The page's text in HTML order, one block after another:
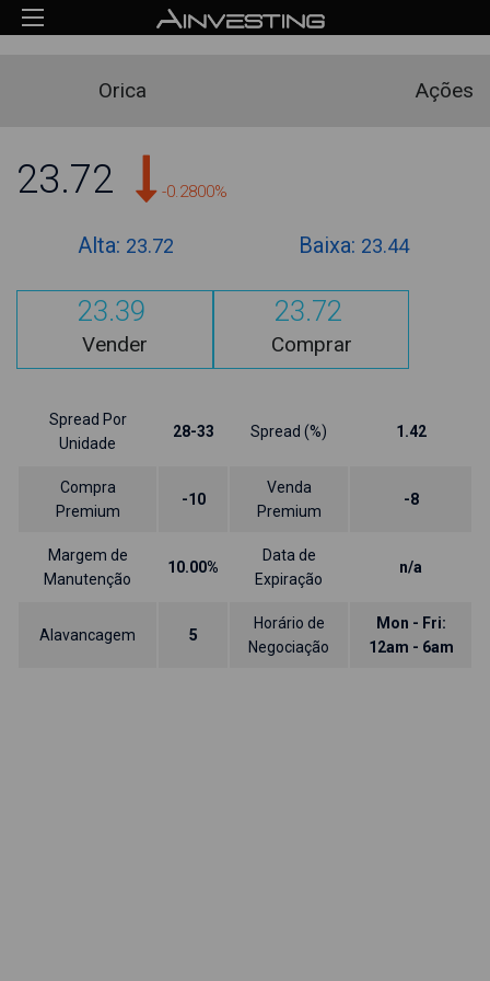
Orica Ações
23.72 -0.2800%
Alta: 23.72 Baixa: 23.44
23.39
Vender
23.72
Comprar
Spread Por
Unidade
28-33 Spread (%) 1.42
Compra
Premium
-10
Venda
Premium
-8
Margem de
Manutenção
10.00%
Data de
Expiração
n/a
Alavancagem 5
Horário de
Negociação
Mon - Fri:
12am - 6am